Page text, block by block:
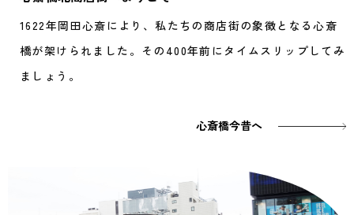
1622年岡田心斎により、私たちの商店街の象徴となる心斎
橋が架けられました。その400年前にタイムスリップしてみ
ましょう。
心斎橋今昔へ